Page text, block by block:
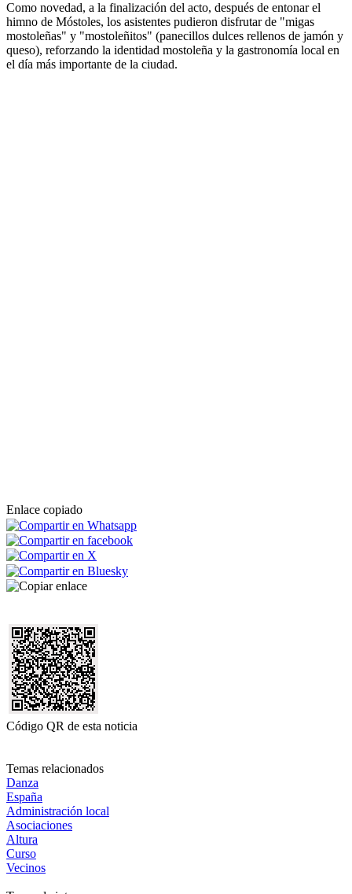
Como novedad, a la finalización del acto, después de entonar el
himno de Móstoles, los asistentes pudieron disfrutar de "migas
mostoleñas" y "mostoleñitos" (panecillos dulces rellenos de jamón y
queso), reforzando la identidad mostoleña y la gastronomía local en
el día más importante de la ciudad.
Enlace copiado
Código QR de esta noticia
Temas relacionados
Danza
España
Administración local
Asociaciones
Altura
Curso
Vecinos